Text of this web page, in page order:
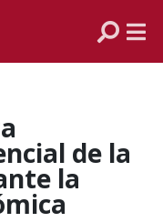
de la
la